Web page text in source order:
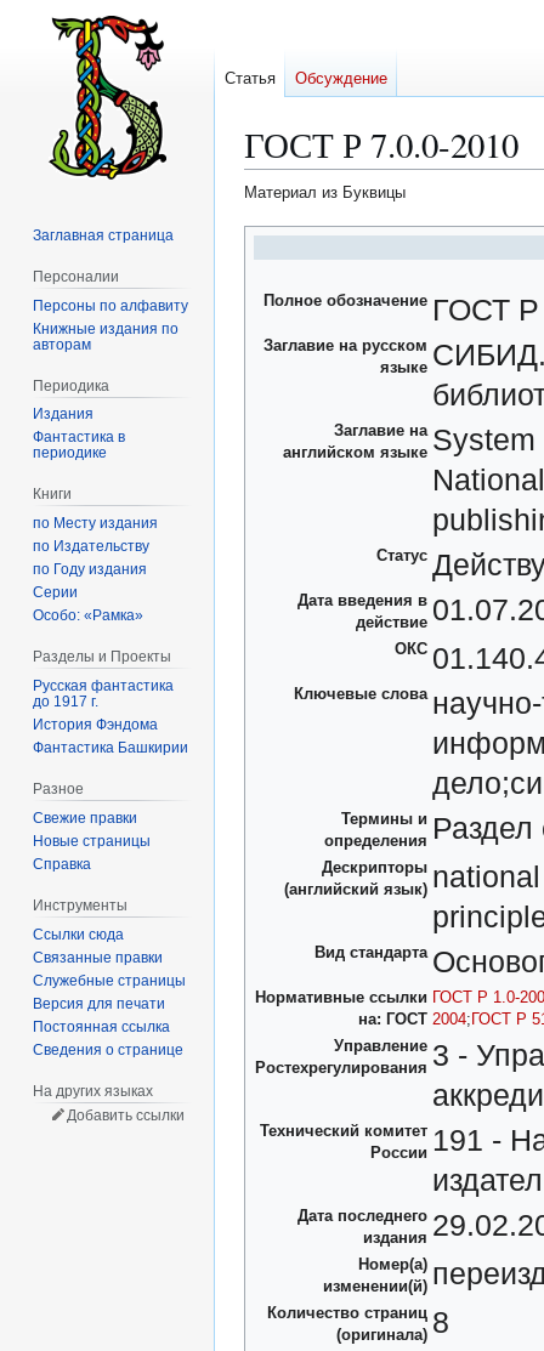
ГОСТ Р 7.0.0-2010
Материал из Буквицы
Перейти
навигации
Перейти
поиску
Полное обозначение ГОСТ Р
Заглавие на русском
языке СИБИД.
Заглавие на
английском языке
Статус
Дата введения в
действие
ОКС
Ключевые слова
Термины и
определения Раздел
Дескрипторы
(английский язык)
Вид стандарта
Нормативные ссылки
на: ГОСТ
ГОСТ Р 1.0-
2004; ГОСТ Р
Управление
Ростехрегулирования 3 -
Технический комитет
России 191 -
Дата последнего
издания
Номер(а)
изменении(й)
Количество страниц
(оригинала) 8
Статья Обсуждение
Заглавная страница
Персоналии
Персоны по алфавиту
Книжные издания по
авторам
Периодика
Издания
Фантастика в
периодике
Книги
по Месту издания
по Издательству
по Году издания
Серии
Особо: «Рамка»
Разделы и Проекты
Русская фантастика
до 1917 г.
История Фэндома
Фантастика Башкирии
Разное
Свежие правки
Новые страницы
Справка
Инструменты
Ссылки сюда
Связанные правки
Служебные страницы
Версия для печати
Постоянная ссылка
Сведения о странице
На других языках
Добавить ссылки